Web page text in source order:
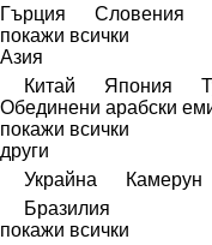
Гърция
Словения
покажи всички
Азия
Китай
Япония
Обединени арабски
покажи всички
други
Украйна
Камерун
Бразилия
покажи всички